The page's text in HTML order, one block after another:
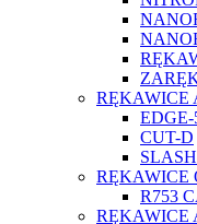
RĘKAWICE
EDGE-
CUT-D
RĘKAWICE
R753
RĘKAWICE